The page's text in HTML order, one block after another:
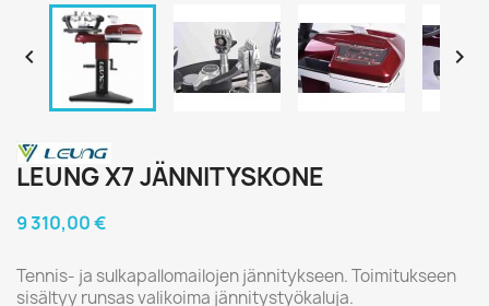
 
LEUNG X7 JÄNNITYSKONE
9 310,00 €
Tennis- ja sulkapallomailojen jännitykseen. Toimitukseen
sisältyy runsas valikoima jännitystyökaluja.